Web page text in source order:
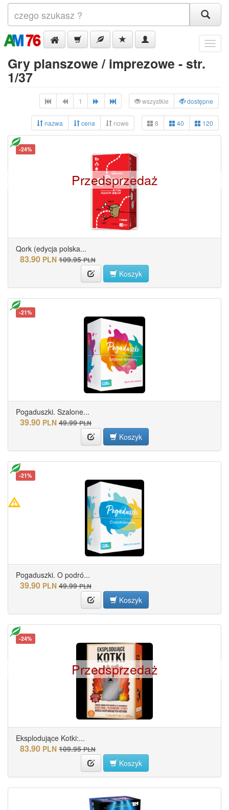
Menu
Gry planszowe / imprezowe - str.
1/37
1 wszystkie dostępne
nazwa cena nowe 8 40 120
-24%
Qork (edycja polska...
83.90 PLN 109.95 PLN
Koszyk
Przedsprzedaż
-21%
Pogaduszki. Szalone...
39.90 PLN 49.99 PLN
Koszyk
-21%
Pogaduszki. O podró...
39.90 PLN 49.99 PLN
Koszyk
-24%
Eksplodujące Kotki:...
83.90 PLN 109.95 PLN
Koszyk
Przedsprzedaż